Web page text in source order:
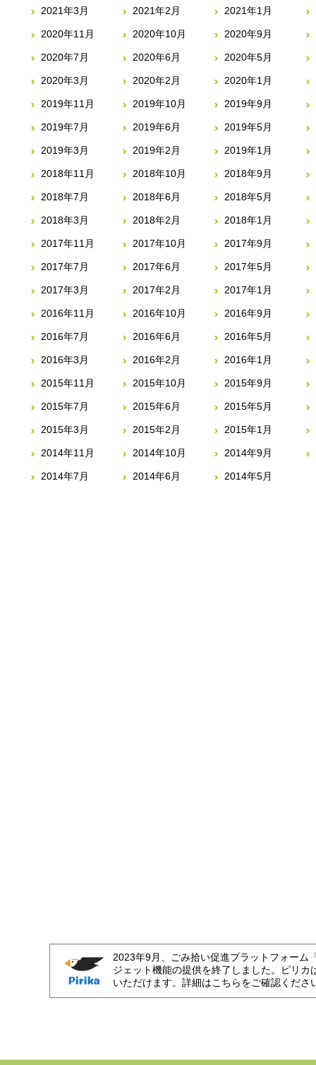
2021年3月 2021年2月 2021年1月
2020年11月 2020年10月 2020年9月
2020年7月 2020年6月 2020年5月
2020年3月 2020年2月 2020年1月
2019年11月 2019年10月 2019年9月
2019年7月 2019年6月 2019年5月
2019年3月 2019年2月 2019年1月
2018年11月 2018年10月 2018年9月
2018年7月 2018年6月 2018年5月
2018年3月 2018年2月 2018年1月
2017年11月 2017年10月 2017年9月
2017年7月 2017年6月 2017年5月
2017年3月 2017年2月 2017年1月
2016年11月 2016年10月 2016年9月
2016年7月 2016年6月 2016年5月
2016年3月 2016年2月 2016年1月
2015年11月 2015年10月 2015年9月
2015年7月 2015年6月 2015年5月
2015年3月 2015年2月 2015年1月
2014年11月 2014年10月 2014年9月
2014年7月 2014年6月 2014年5月
2023年9月、ごみ拾い促進プラットフォーム
ジェット機能の提供を終了しました。ピリカ
いただけます。詳細はこちらをご確認くださ